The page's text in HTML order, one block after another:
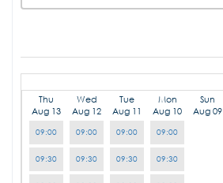
Sun
Aug 09
Mon
Aug 10
09:00
09:30
Tue
Aug 11
09:00
09:30
Wed
Aug 12
09:00
09:30
Thu
Aug 13
09:00
09:30